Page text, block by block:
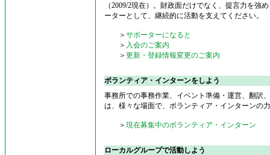
（2009/2現在）。財政面だけでなく、提言力を強
ーターとして、継続的に活動を支えてください。
＞ サポーターになると
＞ 入会のご案内
＞ 更新・登録情報変更のご案内
ボランティア・インターンをしよう
事務所での事務作業、イベント準備・運営、翻訳
は、様々な場面で、ボランティア・インターンの
＞ 現在募集中のボランティア・インターン
ローカルグループで活動しよう